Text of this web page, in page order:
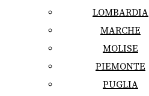
LOMBARDIA
MARCHE
MOLISE
PIEMONTE
PUGLIA